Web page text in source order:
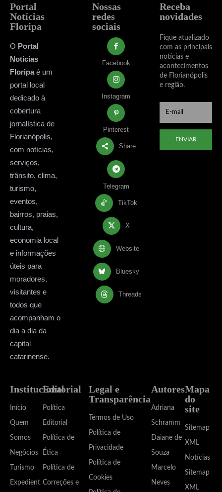
Portal
Notícias
Floripa
O Portal
Notícias
Floripaé um
portal local
dedicado à
cobertura
jornalística de
Florianópolis,
com notícias,
serviços,
trânsito, clima,
turismo,
eventos,
bairros, praias,
cultura,
economia local
e informações
úteis para
moradores,
visitantes e
todos que
acompanham o
dia a dia da
capital
catarinense.
Nossas
redes
sociais
Facebook
Instagram
Pinterest
Share
Telegram
TikTok
X
Website
Bluesky
Threads
Receba
novidades
Fique atualizado
com as principais
notícias e
acontecimentos
de Florianópolis
e região.
ENVIAR
Institucional
Início
Quem
Somos
Negócios
Turismo
Expediente
Editorial
Política
Editorial
Política de
Ética
Política de
Correções e
Legal e
Transparência
Termos de Uso
Política de
Privacidade
Política de
Cookies
Autores
Adriana
Schramm
Daiane de
Souza
Marcelo
Neves
Mapa
do
site
Sitemap
XML
Notícias
Sitemap
XML